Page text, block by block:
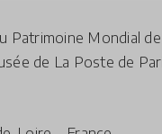
Mondial de
de La Poste de